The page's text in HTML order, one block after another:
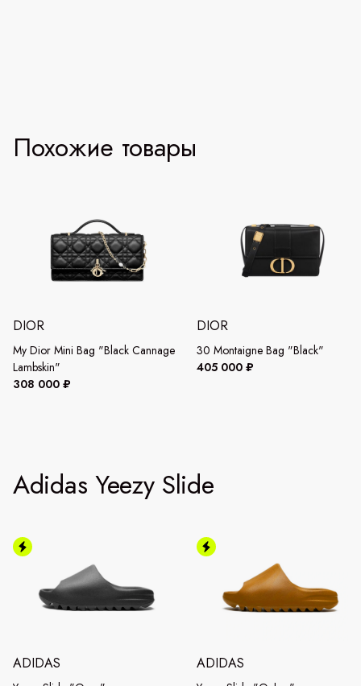
Похожие товары
DIOR
My Dior Mini Bag "Black Cannage
Lambskin"
308 000 ₽
DIOR
30 Montaigne Bag "Black"
405 000 ₽
Adidas Yeezy Slide
ADIDAS ADIDAS